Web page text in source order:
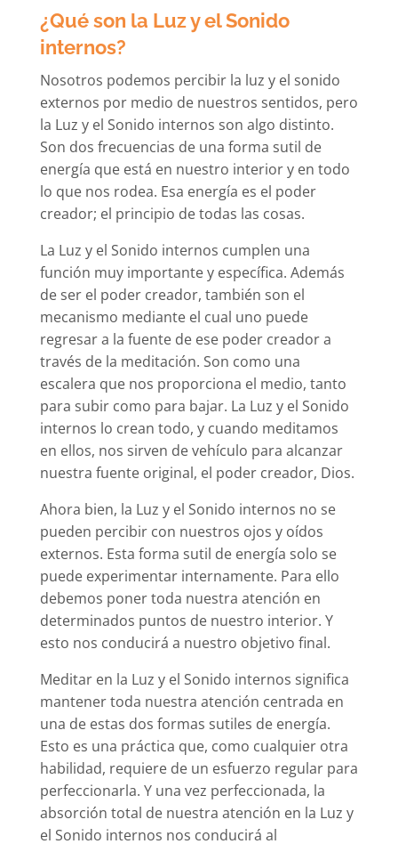
¿Qué son la Luz y el Sonido
internos?
Nosotros podemos percibir la luz y el sonido
externos por medio de nuestros sentidos, pero
la Luz y el Sonido internos son algo distinto.
Son dos frecuencias de una forma sutil de
energía que está en nuestro interior y en todo
lo que nos rodea. Esa energía es el poder
creador; el principio de todas las cosas.
La Luz y el Sonido internos cumplen una
función muy importante y específica. Además
de ser el poder creador, también son el
mecanismo mediante el cual uno puede
regresar a la fuente de ese poder creador a
través de la meditación. Son como una
escalera que nos proporciona el medio, tanto
para subir como para bajar. La Luz y el Sonido
internos lo crean todo, y cuando meditamos
en ellos, nos sirven de vehículo para alcanzar
nuestra fuente original, el poder creador, Dios.
Ahora bien, la Luz y el Sonido internos no se
pueden percibir con nuestros ojos y oídos
externos. Esta forma sutil de energía solo se
puede experimentar internamente. Para ello
debemos poner toda nuestra atención en
determinados puntos de nuestro interior. Y
esto nos conducirá a nuestro objetivo final.
Meditar en la Luz y el Sonido internos significa
mantener toda nuestra atención centrada en
una de estas dos formas sutiles de energía.
Esto es una práctica que, como cualquier otra
habilidad, requiere de un esfuerzo regular para
perfeccionarla. Y una vez perfeccionada, la
absorción total de nuestra atención en la Luz y
el Sonido internos nos conducirá al